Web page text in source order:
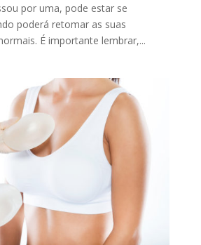
por uma, pode estar se
poderá retomar as suas
É importante lembrar,...